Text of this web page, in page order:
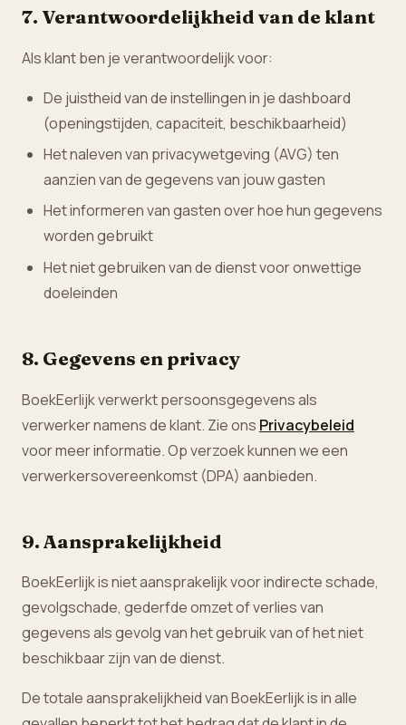
7. Verantwoordelijkheid van de klant
Als klant ben je verantwoordelijk voor:
De juistheid van de instellingen in je dashboard
(openingstijden, capaciteit, beschikbaarheid)
Het naleven van privacywetgeving (AVG) ten
aanzien van de gegevens van jouw gasten
Het informeren van gasten over hoe hun gegevens
worden gebruikt
Het niet gebruiken van de dienst voor onwettige
doeleinden
8. Gegevens en privacy
BoekEerlijk verwerkt persoonsgegevens als
verwerker namens de klant. Zie ons Privacybeleid
voor meer informatie. Op verzoek kunnen we een
verwerkersovereenkomst (DPA) aanbieden.
9. Aansprakelijkheid
BoekEerlijk is niet aansprakelijk voor indirecte schade,
gevolgschade, gederfde omzet of verlies van
gegevens als gevolg van het gebruik van of het niet
beschikbaar zijn van de dienst.
De totale aansprakelijkheid van BoekEerlijk is in alle